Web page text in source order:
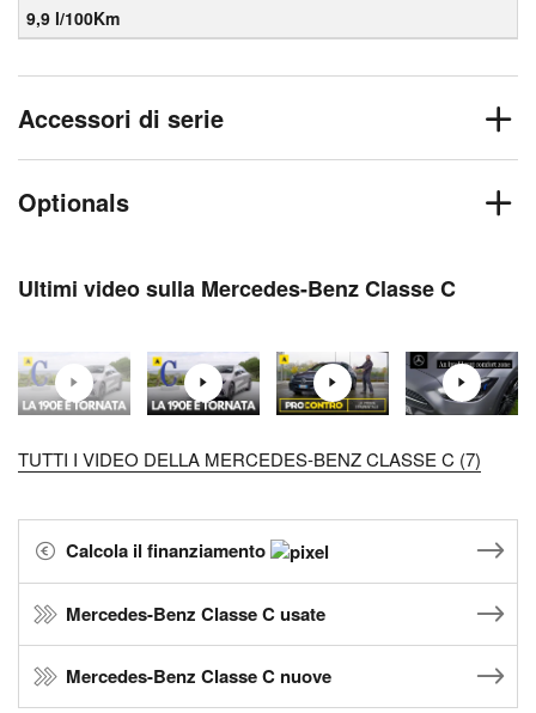
9,9 l/100Km
Accessori di serie
Optionals
Ultimi video sulla Mercedes-Benz Classe C
TUTTI I VIDEO DELLA MERCEDES-BENZ CLASSE C (7)
Calcola il finanziamento
Mercedes-Benz Classe C usate
Mercedes-Benz Classe C nuove